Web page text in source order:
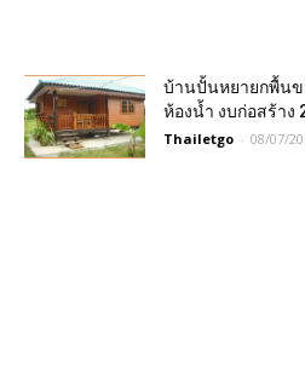
บ้านปั้นหยายกพื้นข
ห้องน้ำ งบก่อสร้าง
Thailetgo - 08/07/